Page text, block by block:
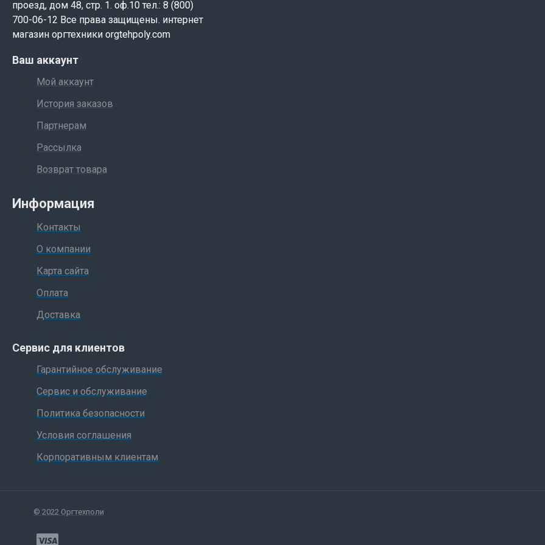
проезд, дом 48, стр. 1. оф.10 тел.: 8 (800)
700-06-12 Все права защищены. интернет
магазин оргтехники orgtehpoly.com
Ваш аккаунт
Мой аккаунт
История заказов
Партнерам
Рассылка
Возврат товара
Информация
Контакты
О компании
Карта сайта
Оплата
Доставка
Сервис для клиентов
Гарантийное обслуживание
Сервис и обслуживание
Политика безопасности
Условия соглашения
Корпоративным клиентам
© 2022 Оргтехполи